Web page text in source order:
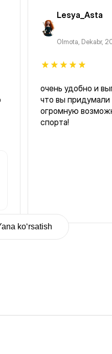
Lesya_Asta
Olmota, Dekabr,
очень удобно и
что вы
огромную
спорта!
ko‘rsatish